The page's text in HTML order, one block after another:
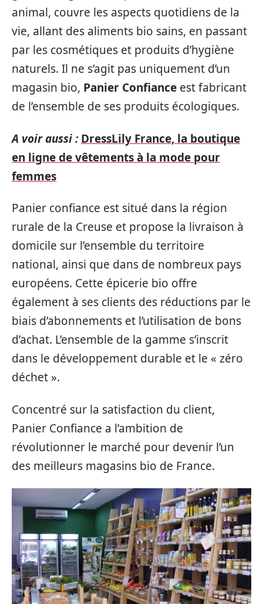
animal, couvre les aspects quotidiens de la
vie, allant des aliments bio sains, en passant
par les cosmétiques et produits d’hygiène
naturels. Il ne s’agit pas uniquement d’un
magasin bio, Panier Confiance est fabricant
de l’ensemble de ses produits écologiques.
A voir aussi : DressLily France, la boutique
en ligne de vêtements à la mode pour
femmes
Panier confiance est situé dans la région
rurale de la Creuse et propose la livraison à
domicile sur l’ensemble du territoire
national, ainsi que dans de nombreux pays
européens. Cette épicerie bio offre
également à ses clients des réductions par le
biais d’abonnements et l’utilisation de bons
d’achat. L’ensemble de la gamme s’inscrit
dans le développement durable et le « zéro
déchet ».
Concentré sur la satisfaction du client,
Panier Confiance a l’ambition de
révolutionner le marché pour devenir l’un
des meilleurs magasins bio de France.